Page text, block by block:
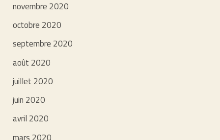
novembre 2020
octobre 2020
septembre 2020
août 2020
juillet 2020
juin 2020
avril 2020
mars 2020